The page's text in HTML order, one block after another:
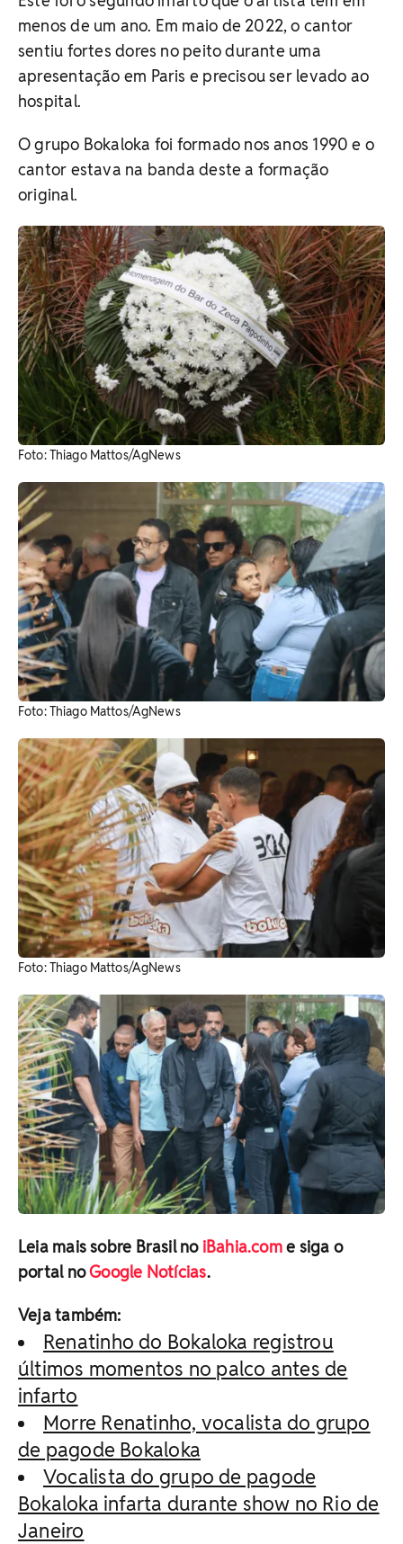
menos de um ano. Em maio de 2022, o cantor
sentiu fortes dores no peito durante uma
apresentação em Paris e precisou ser levado ao
hospital.
O grupo Bokaloka foi formado nos anos 1990 e o
cantor estava na banda deste a formação
original.
Foto: Thiago Mattos/AgNews
Foto: Thiago Mattos/AgNews
Foto: Thiago Mattos/AgNews
Leia mais sobre Brasil no iBahia.come siga o
portal noGoogle Notícias.
Veja também:
Renatinho do Bokaloka registrou
últimos momentos no palco antes de
infarto
Morre Renatinho, vocalista do grupo
de pagode Bokaloka
Vocalista do grupo de pagode
Bokaloka infarta durante show no Rio de
Janeiro